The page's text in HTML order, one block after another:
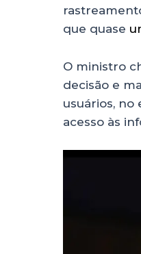
que quase
O ministro
decisão e
usuários, no
acesso às